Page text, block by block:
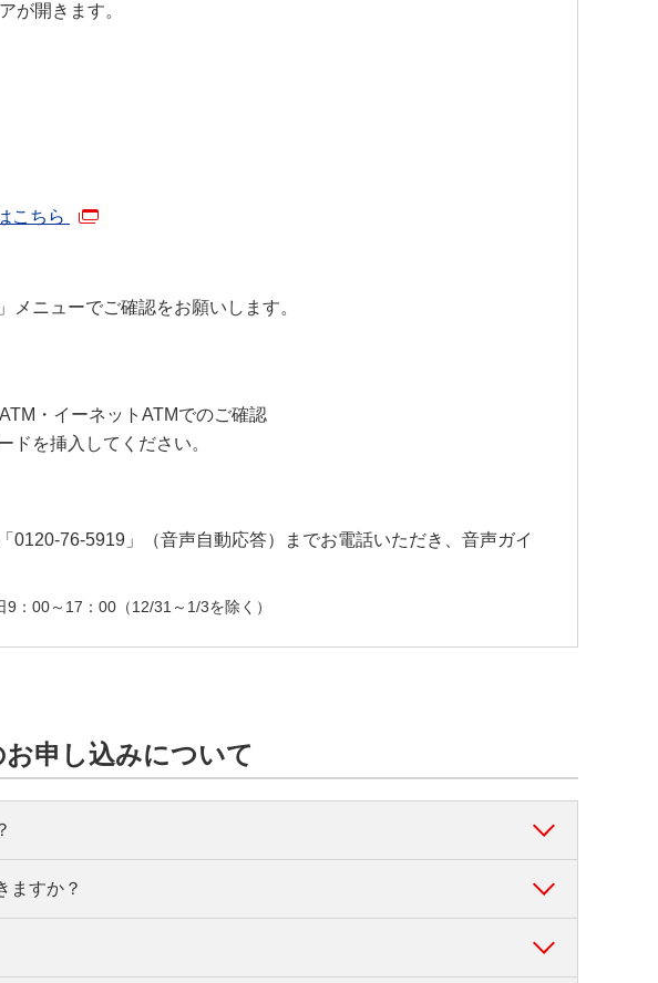
が開きます。
こちら
ニューでご確認をお願いします。
・イーネットATMでのご確認
ドを挿入してください。
0120-76-5919」（音声自動応答）までお電話いただき、音声ガイ
：00～17：00（12/31～1/3を除く）
申し込みについて
ご利用いただけるローン専用のカードです。
ちろん、セブン銀行ATM・ローソン銀行ATM・イーネット
ますか？
を別途開設いただく必要もありません。